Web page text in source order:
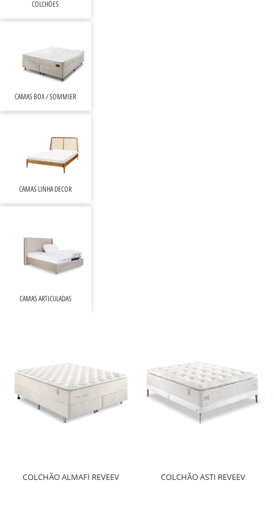
CAMAS ARTICULADAS
CAMAS LINHA DECOR
CAMAS BOX / SOMMIER
COLCHÕES
COLCHÃO ALMAFI REVEEV COLCHÃO ASTI REVEEV